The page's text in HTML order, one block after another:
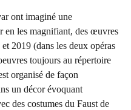
ont imaginé une
en les magnifiant, des œuvres
2019 (dans les deux opéras
toujours au répertoire
organisé de façon
un décor évoquant
des costumes du Faust de